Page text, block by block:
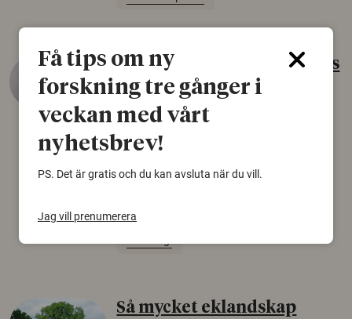
Gammalt skinn var Sveriges
äldsta sko
22 juni 2026
Det som arkeologer länge trodde var en
gammal sko. Fyndet bär spår av romerskt
Så mycket eklandskap
Få tips om ny
forskning tre gånger i
veckan med vårt
nyhetsbrev!
PS. Det är gratis och du kan avsluta när du vill.
Jag vill prenumerera